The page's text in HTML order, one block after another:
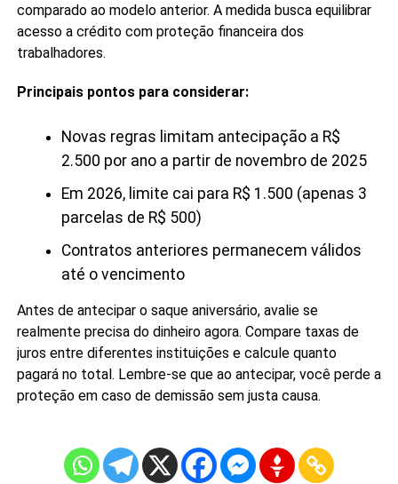
comparado ao modelo anterior. A medida busca equilibrar
acesso a crédito com proteção financeira dos
trabalhadores.
Principais pontos para considerar:
Novas regras limitam antecipação a R$
2.500 por ano a partir de novembro de 2025
Em 2026, limite cai para R$ 1.500 (apenas 3
parcelas de R$ 500)
Contratos anteriores permanecem válidos
até o vencimento
Antes de antecipar o saque aniversário, avalie se
realmente precisa do dinheiro agora. Compare taxas de
juros entre diferentes instituições e calcule quanto
pagará no total. Lembre-se que ao antecipar, você perde a
proteção em caso de demissão sem justa causa.